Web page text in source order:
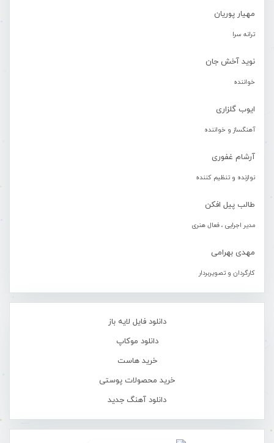
مهیار پوریان
ترانه سرا
نوید آخش جان
خواننده
ایوب گلزاری
آهنگساز و خواننده
آرشام غفوری
نوازنده و تنظیم کننده
طالب پیل افکن
مدیر اجرایی ، فعال هنری
مهدی بهرامی
کارگردان و تصویربردار
دانلود فایل لایه باز
دانلود موکاپ
خرید هاست
خرید محصولات پوستی
دانلود آهنگ جدید